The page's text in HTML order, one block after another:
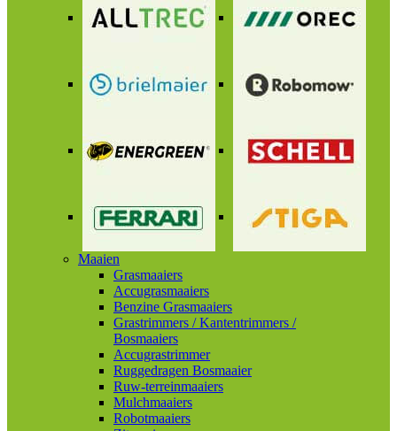
Maaien
Grasmaaiers
Accugrasmaaiers
Benzine Grasmaaiers
Grastrimmers / Kantentrimmers /
Bosmaaiers
Accugrastrimmer
Ruggedragen Bosmaaier
Ruw-terreinmaaiers
Mulchmaaiers
Robotmaaiers